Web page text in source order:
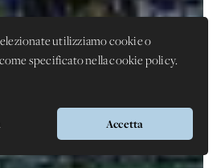
utilizziamo cookie o
specificato nella cookie policy.
Accetta